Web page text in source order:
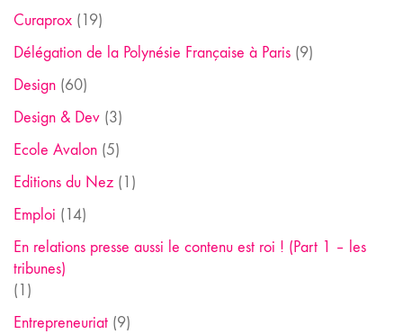
Curaprox (19)
Délégation de la Polynésie Française à Paris (9)
Design (60)
Design & Dev (3)
Ecole Avalon (5)
Editions du Nez (1)
Emploi (14)
En relations presse aussi le contenu est roi ! (Part 1 – les
tribunes)
(1)
Entrepreneuriat (9)